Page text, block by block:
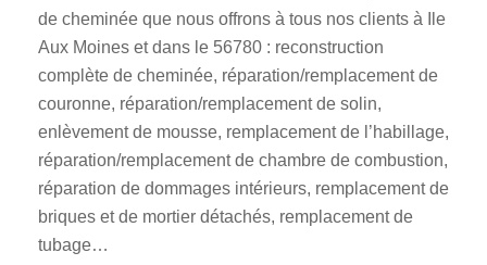
de cheminée que nous offrons à tous nos clients à Ile
Aux Moines et dans le 56780 : reconstruction
complète de cheminée, réparation/remplacement de
couronne, réparation/remplacement de solin,
enlèvement de mousse, remplacement de l’habillage,
réparation/remplacement de chambre de combustion,
réparation de dommages intérieurs, remplacement de
briques et de mortier détachés, remplacement de
tubage…